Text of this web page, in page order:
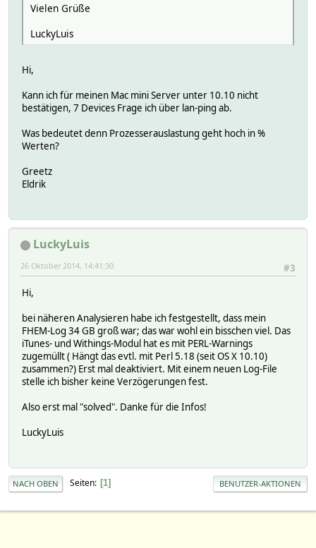
Vielen Grüße
LuckyLuis
Hi,
Kann ich für meinen Mac mini Server unter 10.10 nicht
bestätigen, 7 Devices Frage ich über lan-ping ab.
Was bedeutet denn Prozesserauslastung geht hoch in %
Werten?
Greetz
Eldrik
LuckyLuis
#3
26 Oktober 2014, 14:41:30
Hi,
bei näheren Analysieren habe ich festgestellt, dass mein
FHEM-Log 34 GB groß war; das war wohl ein bisschen viel. Das
iTunes- und Withings-Modul hat es mit PERL-Warnings
zugemüllt ( Hängt das evtl. mit Perl 5.18 (seit OS X 10.10)
zusammen?) Erst mal deaktiviert. Mit einem neuen Log-File
stelle ich bisher keine Verzögerungen fest.
Also erst mal "solved". Danke für die Infos!
LuckyLuis
NACH OBEN Seiten 1 BENUTZER-AKTIONEN